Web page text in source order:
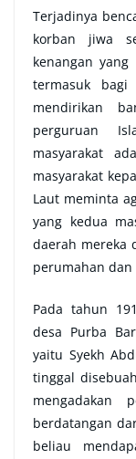
Terjadinya
korban jiwa
kenangan
termasuk
mendirikan
perguruan
masyarakat
masyarakat
Laut meminta
yang kedua
daerah mereka
perumahan dan
Pada tahun
desa Purba
yaitu Syekh
tinggal
mengadakan
berdatangan
beliau